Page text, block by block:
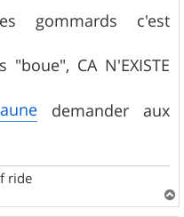
gommards c'est
CA N'EXISTE
demander aux
ride
a